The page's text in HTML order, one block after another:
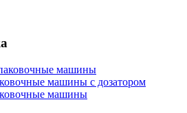
машины
машины с дозатором
машины